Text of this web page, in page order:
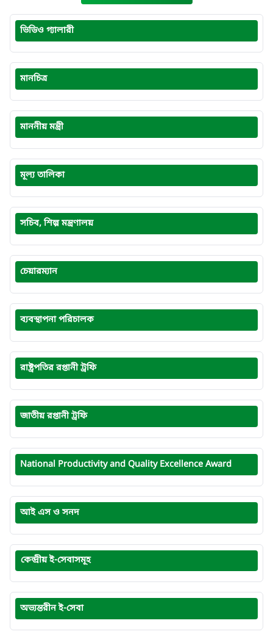
ভিডিও গ্যালারী
মানচিত্র
মাননীয় মন্ত্রী
মূল্য তালিকা
সচিব, শিল্প মন্ত্রণালয়
চেয়ারম্যান
ব্যবস্থাপনা পরিচালক
রাষ্ট্রপতির রপ্তানী ট্রফি
জাতীয় রপ্তানী ট্রফি
National Productivity and Quality Excellence Award
আই এস ও সনদ
কেন্দ্রীয় ই-সেবাসমূহ
অভ্যন্তরীন ই-সেবা